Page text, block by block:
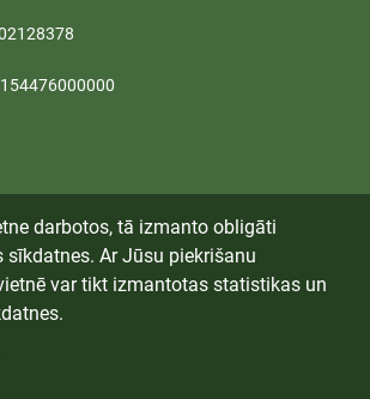
plāns
Koksnes Ķīmijas Institūts. Visas tiesības
darbotos, tā izmanto obligāti
sīkdatnes. Ar Jūsu piekrišanu
var tikt izmantotas statistikas un